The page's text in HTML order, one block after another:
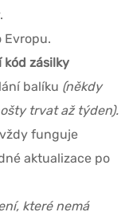
Evropu.
kód zásilky
balíku (někdy
trvat až týden).
funguje
aktualizace po
které nemá